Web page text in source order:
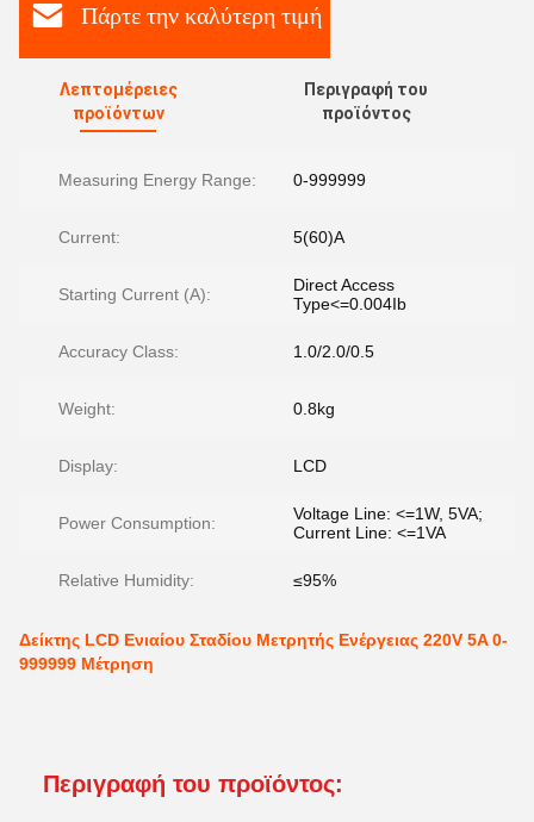
Πάρτε την καλύτερη τιμή
Λεπτομέρειες
προϊόντων
Περιγραφή του
προϊόντος
Measuring Energy Range: 0-999999
Current: 5(60)A
Starting Current (A):
Direct Access
Type<=0.004Ib
Accuracy Class: 1.0/2.0/0.5
Weight: 0.8kg
Display: LCD
Power Consumption:
Voltage Line: <=1W, 5VA;
Current Line: <=1VA
Relative Humidity: ≤95%
Δείκτης LCD Ενιαίου Σταδίου Μετρητής Ενέργειας 220V 5A 0-
999999 Μέτρηση
Περιγραφή του προϊόντος: